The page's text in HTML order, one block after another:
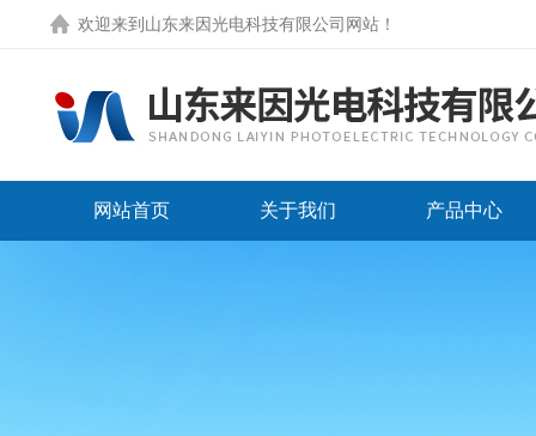
欢迎来到 山东来因光电科技有限公司网站 ！
网站首页 关于我们 产品中心